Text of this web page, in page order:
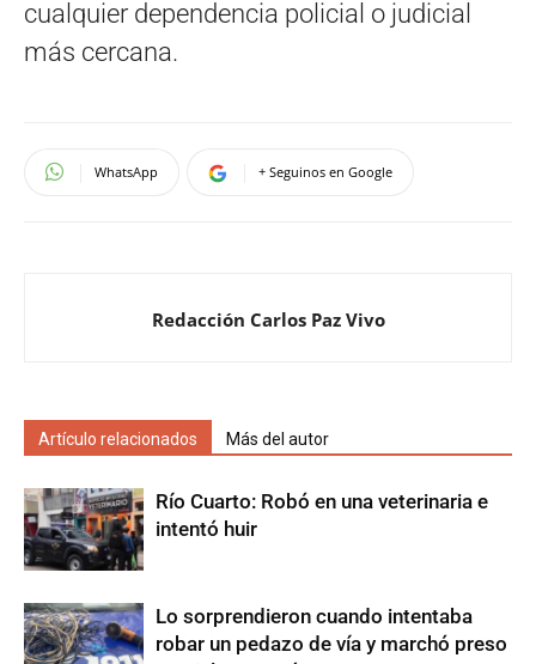
cualquier dependencia policial o judicial
más cercana.
WhatsApp + Seguinos en Google
Redacción Carlos Paz Vivo
Artículo relacionados Más del autor
Río Cuarto: Robó en una veterinaria e
intentó huir
Lo sorprendieron cuando intentaba
robar un pedazo de vía y marchó preso